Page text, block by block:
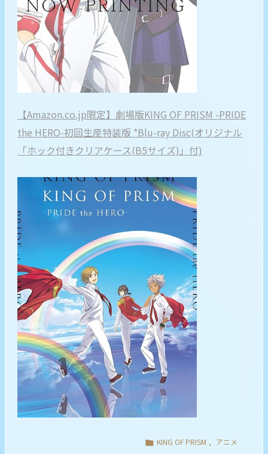
【Amazon.co.jp限定】劇場版KING OF PRISM -PRIDE
the HERO-初回生産特装版 *Blu-ray Disc(オリジナル
「ホック付きクリアケース(B5サイズ)」付)
 KING OF PRISM , アニメ